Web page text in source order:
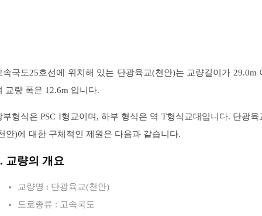
속국도25호선에 위치해 있는 단광육교(천안)는 교량길이가 29.0m
교량 폭은 12.6m 입니다.
부형식은 PSC I형교이며, 하부 형식은 역 T형식교대입니다. 단광육
안)에 대한 구체적인 제원은 다음과 같습니다.
교량의 개요
교량명 : 단광육교(천안)
도로종류 : 고속국도